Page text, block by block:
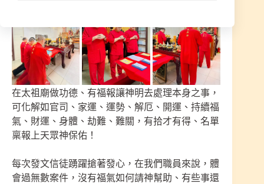
在太祖廟做功德、有福報讓神明去處理本身之事，
可化解如官司、家運、運勢、解厄、開運、持續福
氣、財運、身體、劫難、難關，有拾才有得、名單
稟報上天眾神保佑！
每次發文信徒踴躍搶著發心，在我們職員來說，體
會過無數案件，沒有福氣如何請神幫助、有些事還